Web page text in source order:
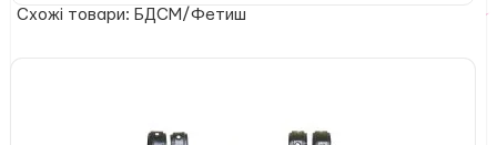
арсеналі інтимних ігор.
Схожі товари: БДСМ/Фетиш